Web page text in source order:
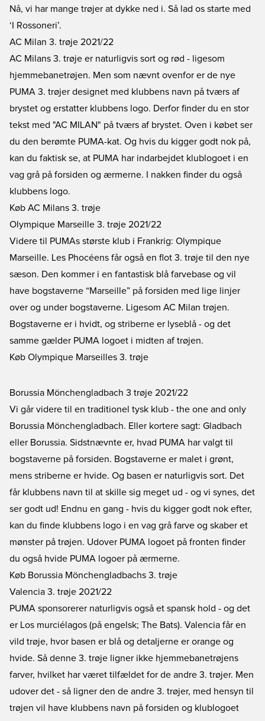
Nå, vi har mange trøjer at dykke ned i. Så lad os starte med
‘I Rossoneri’.
AC Milan 3. trøje 2021/22
AC Milans 3. trøje er naturligvis sort og rød - ligesom
hjemmebanetrøjen. Men som nævnt ovenfor er de nye
PUMA 3. trøjer designet med klubbens navn på tværs af
brystet og erstatter klubbens logo. Derfor finder du en stor
tekst med "AC MILAN" på tværs af brystet. Oven i købet ser
du den berømte PUMA-kat. Og hvis du kigger godt nok på,
kan du faktisk se, at PUMA har indarbejdet klublogoet i en
vag grå på forsiden og ærmerne. I nakken finder du også
klubbens logo.
Køb AC Milans 3. trøje
Olympique Marseille 3. trøje 2021/22
Videre til PUMAs største klub i Frankrig: Olympique
Marseille. Les Phocéens får også en flot 3. trøje til den nye
sæson. Den kommer i en fantastisk blå farvebase og vil
have bogstaverne “Marseille” på forsiden med lige linjer
over og under bogstaverne. Ligesom AC Milan trøjen.
Bogstaverne er i hvidt, og striberne er lyseblå - og det
samme gælder PUMA logoet i midten af trøjen.
Køb Olympique Marseilles 3. trøje
Borussia Mönchengladbach 3 trøje 2021/22
Vi går videre til en traditionel tysk klub - the one and only
Borussia Mönchengladbach. Eller kortere sagt: Gladbach
eller Borussia. Sidstnævnte er, hvad PUMA har valgt til
bogstaverne på forsiden. Bogstaverne er malet i grønt,
mens striberne er hvide. Og basen er naturligvis sort. Det
får klubbens navn til at skille sig meget ud - og vi synes, det
ser godt ud! Endnu en gang - hvis du kigger godt nok efter,
kan du finde klubbens logo i en vag grå farve og skaber et
mønster på trøjen. Udover PUMA logoet på fronten finder
du også hvide PUMA logoer på ærmerne.
Køb Borussia Mönchengladbachs 3. trøje
Valencia 3. trøje 2021/22
PUMA sponsorerer naturligvis også et spansk hold - og det
er Los murciélagos (på engelsk; The Bats). Valencia får en
vild trøje, hvor basen er blå og detaljerne er orange og
hvide. Så denne 3. trøje ligner ikke hjemmebanetrøjens
farver, hvilket har været tilfældet for de andre 3. trøjer. Men
udover det - så ligner den de andre 3. trøjer, med hensyn til
trøjen vil have klubbens navn på forsiden og klublogoet